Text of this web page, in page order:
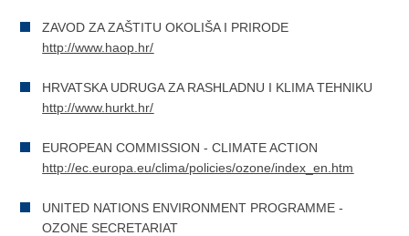
ZAVOD ZA ZAŠTITU OKOLIŠA I PRIRODE
http://www.haop.hr/
HRVATSKA UDRUGA ZA RASHLADNU I KLIMA TEHNIKU
http://www.hurkt.hr/
EUROPEAN COMMISSION - CLIMATE ACTION
http://ec.europa.eu/clima/policies/ozone/index_en.htm
UNITED NATIONS ENVIRONMENT PROGRAMME -
OZONE SECRETARIAT